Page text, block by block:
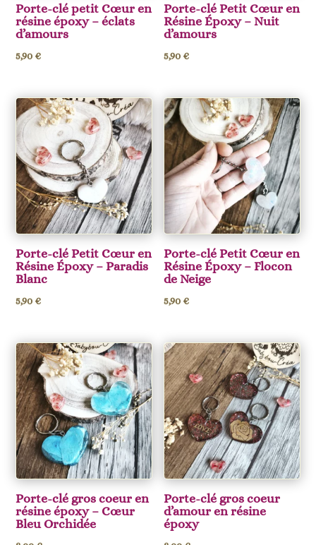
Porte-clé petit Cœur en
résine époxy – éclats
d’amours
5,90 €
Porte-clé Petit Cœur en
Résine Époxy – Nuit
d’amours
5,90 €
Porte-clé Petit Cœur en
Résine Époxy – Paradis
Blanc
5,90 €
Porte-clé Petit Cœur en
Résine Époxy – Flocon
de Neige
5,90 €
Porte-clé gros coeur en
résine époxy – Cœur
Bleu Orchidée
Porte-clé gros coeur
d’amour en résine
époxy